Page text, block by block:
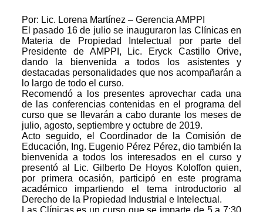
Por: Lic. Lorena Martínez – Gerencia AMPPI
El pasado 16 de julio se inauguraron las Clínicas en
Materia de Propiedad Intelectual por parte del
Presidente de AMPPI, Lic. Eryck Castillo Orive,
dando la bienvenida a todos los asistentes y
destacadas personalidades que nos acompañarán a
lo largo de todo el curso.
Recomendó a los presentes aprovechar cada una
de las conferencias contenidas en el programa del
curso que se llevarán a cabo durante los meses de
julio, agosto, septiembre y octubre de 2019.
Acto seguido, el Coordinador de la Comisión de
Educación, Ing. Eugenio Pérez Pérez, dio también la
bienvenida a todos los interesados en el curso y
presentó al Lic. Gilberto De Hoyos Koloffon quien,
por primera ocasión, participó en este programa
académico impartiendo el tema introductorio al
Derecho de la Propiedad Industrial e Intelectual.
Las Clínicas es un curso que se imparte de 5 a 7:30